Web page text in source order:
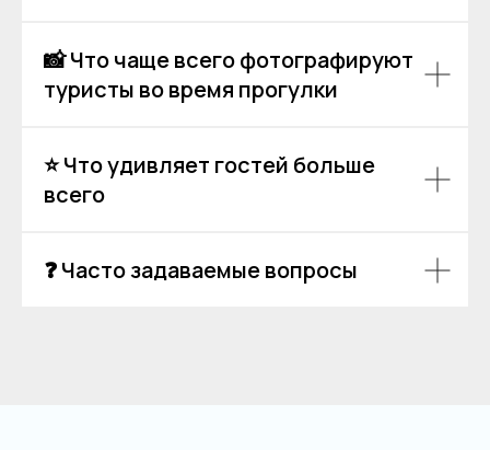
📸 Что чаще всего фотографируют
туристы во время прогулки
⭐ Что удивляет гостей больше
всего
❓ Часто задаваемые вопросы
Согласие на обработку персональных данных
ИП Зимин Дмитрий Вячеславович
ИНН 631625216995